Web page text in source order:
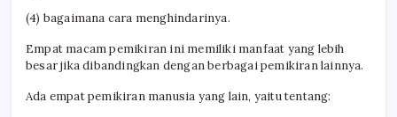
(4) bagaimana cara menghindarinya.
Empat macam pemikiran ini memiliki manfaat yang lebih
besar jika dibandingkan dengan berbagai pemikiran lainnya.
Ada empat pemikiran manusia yang lain, yaitu tentang: